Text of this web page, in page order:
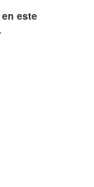
este